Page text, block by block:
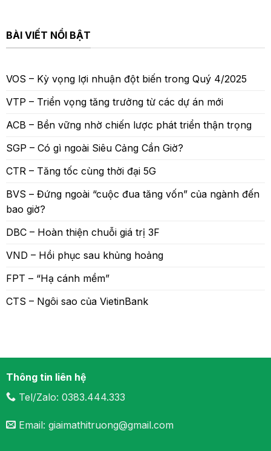
BÀI VIẾT NỔI BẬT
VOS – Kỳ vọng lợi nhuận đột biến trong Quý 4/2025
VTP – Triển vọng tăng trưởng từ các dự án mới
ACB – Bền vững nhờ chiến lược phát triển thận trọng
SGP – Có gì ngoài Siêu Cảng Cần Giờ?
CTR – Tăng tốc cùng thời đại 5G
BVS – Đứng ngoài “cuộc đua tăng vốn” của ngành đến
bao giờ?
DBC – Hoàn thiện chuỗi giá trị 3F
VND – Hồi phục sau khủng hoảng
FPT – “Hạ cánh mềm”
CTS – Ngôi sao của VietinBank
Thông tin liên hệ
Tel/Zalo: 0383.444.333
Email: giaimathitruong@gmail.com